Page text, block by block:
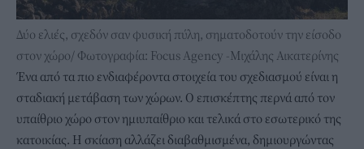
Δύο ελιές, σχεδόν σαν φυσική πύλη, σηματοδοτούν την είσοδο
στον χώρο/ Φωτογραφία: Focus Agency -Μιχάλης Αικατερίνης
Ένα από τα πιο ενδιαφέροντα στοιχεία του σχεδιασμού είναι η
σταδιακή μετάβαση των χώρων. Ο επισκέπτης περνά από τον
υπαίθριο χώρο στον ημιυπαίθριο και τελικά στο εσωτερικό της
κατοικίας. Η σκίαση αλλάζει διαβαθμισμένα, δημιουργώντας